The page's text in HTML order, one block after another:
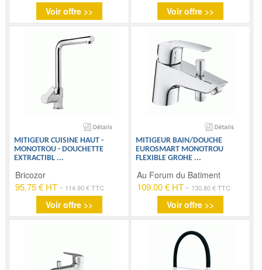
Voir offre >> Voir offre >>
MITIGEUR CUISINE HAUT -
MONOTROU - DOUCHETTE
EXTRACTIBL ...
Bricozor
95.75 € HT - 114.90 € TTC
Voir offre >>
MITIGEUR BAIN/DOUCHE
EUROSMART MONOTROU
FLEXIBLE GROHE ...
Au Forum du Batiment
109.00 € HT- 130.80 € TTC
Voir offre >>